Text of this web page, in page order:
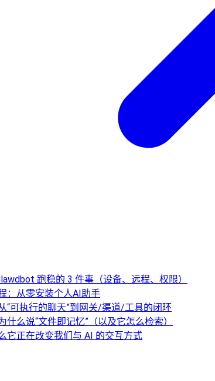
跑稳的 3 件事（设备、远程、权限）
：从零安装个人AI助手
“可执行的聊天”到网关/渠道/工具的闭环
么说“文件即记忆”（以及它怎么检索）
它正在改变我们与 AI 的交互方式